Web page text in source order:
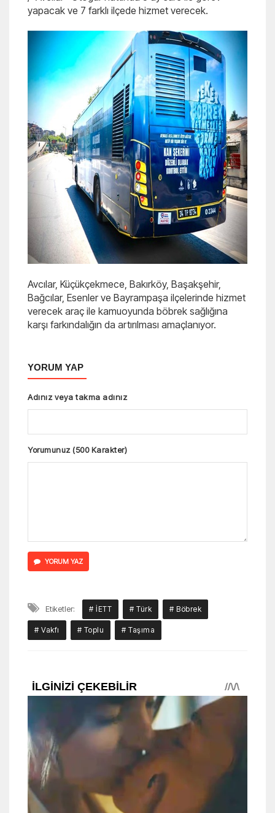
yapacak ve 7 farklı ilçede hizmet verecek.
Avcılar, Küçükçekmece, Bakırköy, Başakşehir,
Bağcılar, Esenler ve Bayrampaşa ilçelerinde hizmet
verecek araç ile kamuoyunda böbrek sağlığına
karşı farkındalığın da artırılması amaçlanıyor.
YORUM YAP
Adınız veya takma adınız
Yorumunuz (500 Karakter)
YORUM YAZ
Etiketler: # İETT # Türk # Böbrek
# Vakfı # Toplu # Taşıma